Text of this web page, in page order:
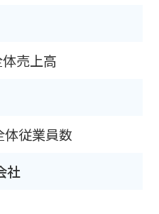
売上高
体従業員数
社